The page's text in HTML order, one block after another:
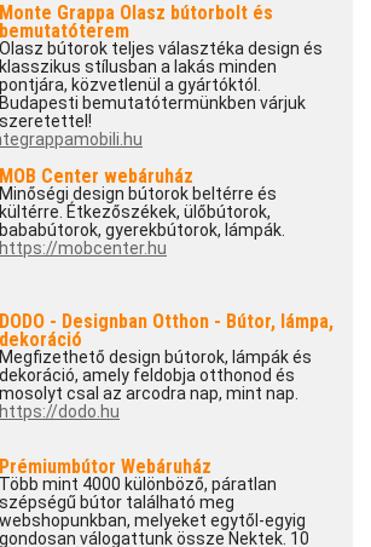
Monte Grappa Olasz bútorbolt és
bemutatóterem
Olasz bútorok teljes választéka design és
klasszikus stílusban a lakás minden
pontjára, közvetlenül a gyártóktól.
Budapesti bemutatótermünkben várjuk
szeretettel!
MOB Center webáruház
Minőségi design bútorok beltérre és
kültérre. Étkezőszékek, ülőbútorok,
bababútorok, gyerekbútorok, lámpák.
https://mobcenter.hu
DODO - Designban Otthon - Bútor, lámpa,
dekoráció
Megfizethető design bútorok, lámpák és
dekoráció, amely feldobja otthonod és
mosolyt csal az arcodra nap, mint nap.
https://dodo.hu
Prémiumbútor Webáruház
Több mint 4000 különböző, páratlan
szépségű bútor található meg
webshopunkban, melyeket egytől-egyig
gondosan válogattunk össze Nektek. 10